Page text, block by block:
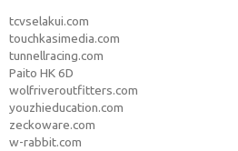
tcvselakui.com
touchkasimedia.com
tunnellracing.com
Paito HK 6D
wolfriveroutfitters.com
youzhieducation.com
zeckoware.com
w-rabbit.com